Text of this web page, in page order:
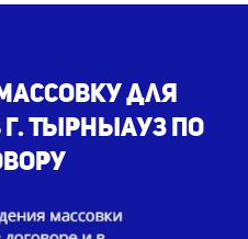
для
Тырныауз по